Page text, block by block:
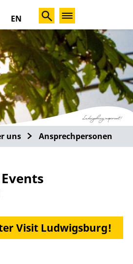
EN
uns Ansprechpersonen
Visit Ludwigsburg!